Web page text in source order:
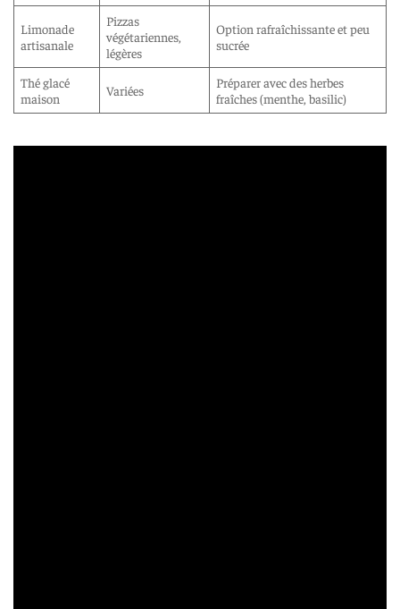
Limonade
artisanale
Pizzas
végétariennes,
légères
Option rafraîchissante et peu
sucrée
Thé glacé
maison
Variées
Préparer avec des herbes
fraîches (menthe, basilic)